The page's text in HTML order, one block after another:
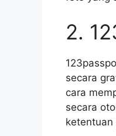
2.
secara
cara
secara
ketentuan